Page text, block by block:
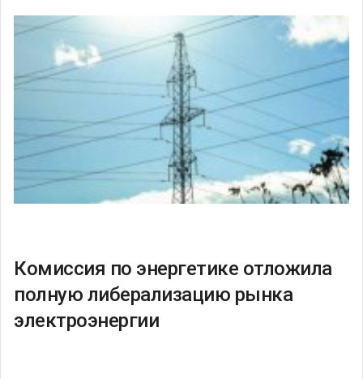
Комиссия по энергетике отложила
полную либерализацию рынка
электроэнергии